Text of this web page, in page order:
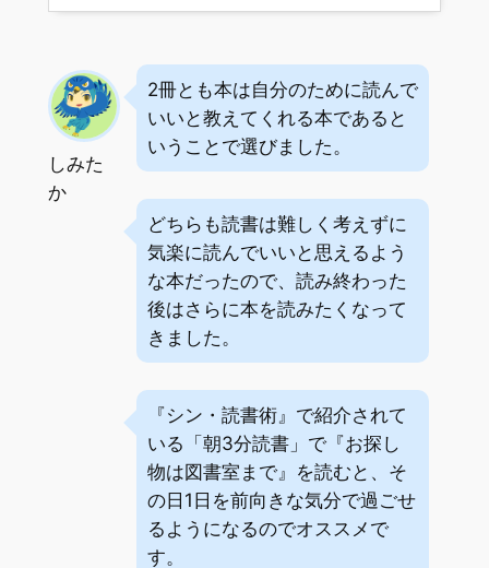
しみた
か
2冊とも本は自分のために読んで
いいと教えてくれる本であると
いうことで選びました。
どちらも読書は難しく考えずに
気楽に読んでいいと思えるよう
な本だったので、読み終わった
後はさらに本を読みたくなって
きました。
『シン・読書術』で紹介されて
いる「朝3分読書」で『お探し
物は図書室まで』を読むと、そ
の日1日を前向きな気分で過ごせ
るようになるのでオススメで
す。